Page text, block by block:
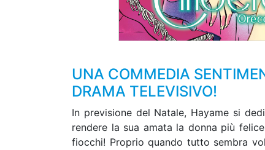
UNA COMMEDIA
DRAMA TELEVISIVO!
In previsione del Natale, Hayame si
rendere la sua amata la donna più
fiocchi! Proprio quando tutto sembra